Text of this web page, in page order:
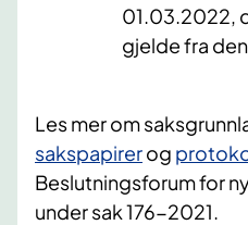
01.03.2022,
gjelde fra
Les mer om
sakspapirer​og
Beslutningsforum for
under sak 176-2021.​